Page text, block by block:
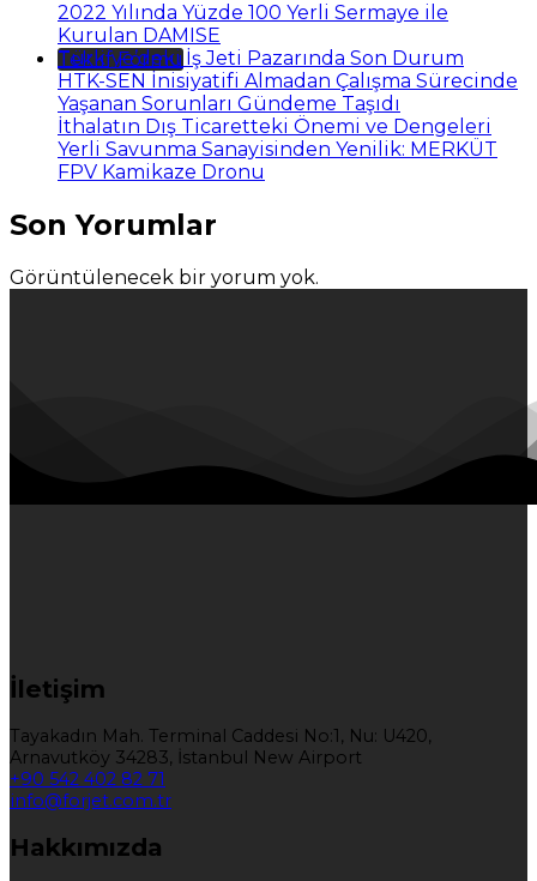
Teklif Formu
2022 Yılında Yüzde 100 Yerli Sermaye ile
Kurulan DAMISE
Türkiye’deki İş Jeti Pazarında Son Durum
HTK-SEN İnisiyatifi Almadan Çalışma Sürecinde
Yaşanan Sorunları Gündeme Taşıdı
İthalatın Dış Ticaretteki Önemi ve Dengeleri
Yerli Savunma Sanayisinden Yenilik: MERKÜT
FPV Kamikaze Dronu
Son Yorumlar
Görüntülenecek bir yorum yok.
İletişim
Tayakadın Mah. Terminal Caddesi No:1, Nu: U420,
Arnavutköy 34283, İstanbul New Airport
+90 542 402 82 71
info@forjet.com.tr
Hakkımızda